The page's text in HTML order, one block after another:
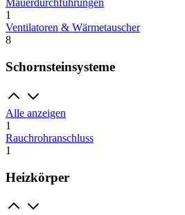
Mauerdurchführungen
1
Ventilatoren & Wärmetauscher
8
Schornsteinsysteme
Alle anzeigen
1
Rauchrohranschluss
1
Heizkörper